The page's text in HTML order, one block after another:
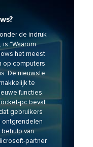
de indruk
is "Waarom
het meest
op computers
De nieuwste
te
functies.
pc bevat
gebruikers
ontgrendelen
van
partner